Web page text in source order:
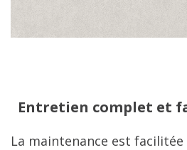
Entretien complet et
La maintenance est